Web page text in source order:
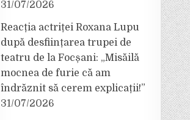
31/07/2026
Reacția actriței Roxana Lupu
după desființarea trupei de
teatru de la Focșani: „Misăilă
mocnea de furie că am
îndrăznit să cerem explicații!”
31/07/2026